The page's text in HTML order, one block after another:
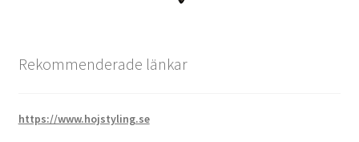
Rekommenderade länkar
https://www.hojstyling.se